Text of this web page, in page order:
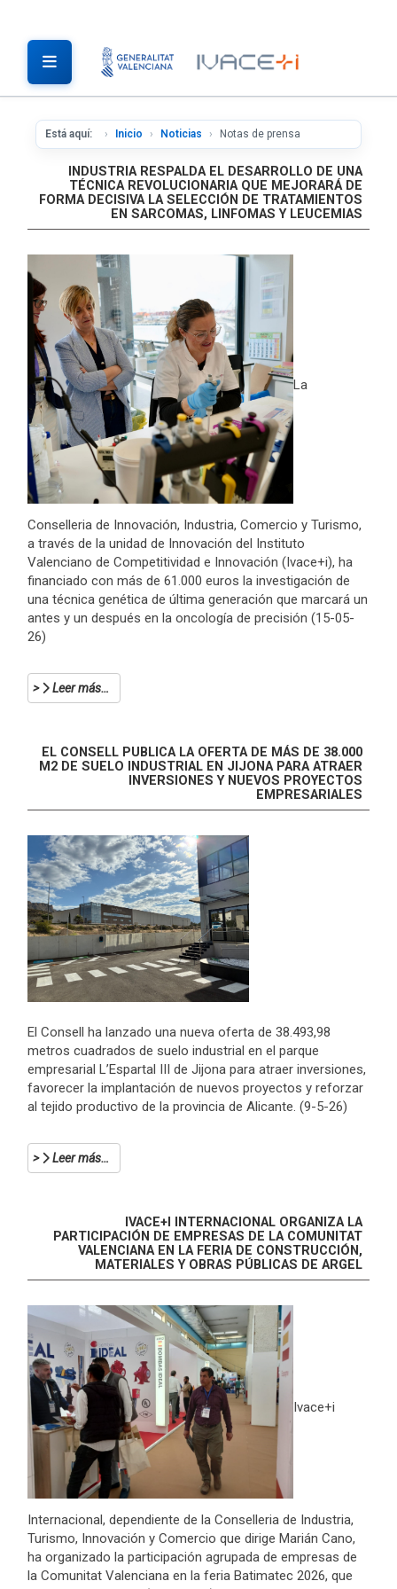
Está aquí: Inicio Noticias Notas de prensa
INDUSTRIA RESPALDA EL DESARROLLO DE UNA
TÉCNICA REVOLUCIONARIA QUE MEJORARÁ DE
FORMA DECISIVA LA SELECCIÓN DE TRATAMIENTOS
EN SARCOMAS, LINFOMAS Y LEUCEMIAS
La
Conselleria de Innovación, Industria, Comercio y Turismo,
a través de la unidad de Innovación del Instituto
Valenciano de Competitividad e Innovación (Ivace+i), ha
financiado con más de 61.000 euros la investigación de
una técnica genética de última generación que marcará un
antes y un después en la oncología de precisión (15-05-
26)
Leer más…
EL CONSELL PUBLICA LA OFERTA DE MÁS DE 38.000
M2 DE SUELO INDUSTRIAL EN JIJONA PARA ATRAER
INVERSIONES Y NUEVOS PROYECTOS
EMPRESARIALES
El Consell ha lanzado una nueva oferta de 38.493,98
metros cuadrados de suelo industrial en el parque
empresarial L’Espartal III de Jijona para atraer inversiones,
favorecer la implantación de nuevos proyectos y reforzar
al tejido productivo de la provincia de Alicante. (9-5-26)
Leer más…
IVACE+I INTERNACIONAL ORGANIZA LA
PARTICIPACIÓN DE EMPRESAS DE LA COMUNITAT
VALENCIANA EN LA FERIA DE CONSTRUCCIÓN,
MATERIALES Y OBRAS PÚBLICAS DE ARGEL
Ivace+i
Internacional, dependiente de la Conselleria de Industria,
Turismo, Innovación y Comercio que dirige Marián Cano,
ha organizado la participación agrupada de empresas de
la Comunitat Valenciana en la feria Batimatec 2026, que